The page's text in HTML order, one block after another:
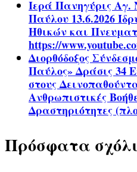
Ιερά Πανηγύρις Αγ.
Παύλου 13.6.2026
Ηθικών και
https://
Διορθόδοξος
Παύλος» Δράσις 34
στους
Ανθρωπιστικές
Δραστηριότητες
Πρόσφατα